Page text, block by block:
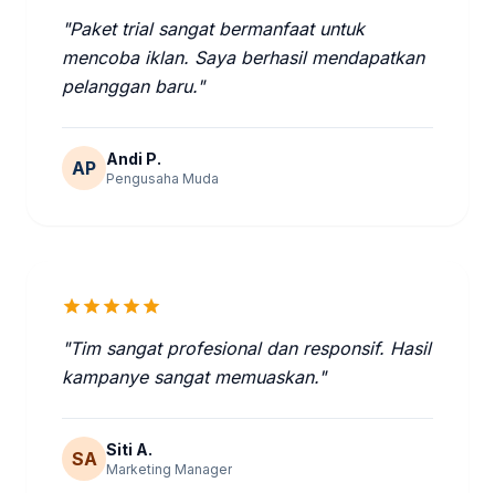
"Paket trial sangat bermanfaat untuk
mencoba iklan. Saya berhasil mendapatkan
pelanggan baru."
AP Andi P.
Pengusaha Muda
starstarstarstarstar
"Tim sangat profesional dan responsif. Hasil
kampanye sangat memuaskan."
SA Siti A.
Marketing Manager